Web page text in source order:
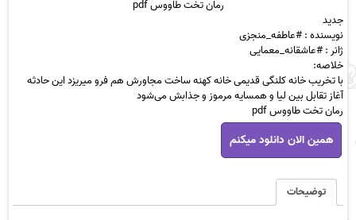
تومان 14,900
رمان تخت طاووس pdf
جدید
نویسنده : #عاطفه_منجزی
ژانر : #عاشقانه_معمایی
خلاصه:
با تخریب خانه کلنگی قدیمی خانه کهنه ساخت مجاورش هم فرو میریزد این حادثه
آغاز تقابل بین لیا و همسایه مرموز و جذابش می‌شود
رمان تخت طاووس pdf
رمان
تخت
طاووس
عدد
همین الان دانلود میکنم
توضیحات